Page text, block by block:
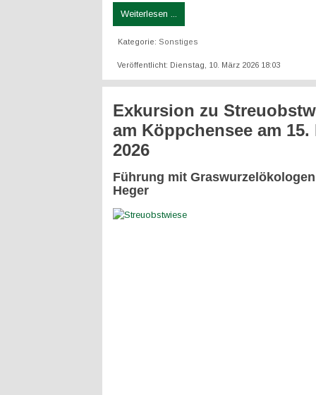
Weiterlesen ...
Kategorie: Sonstiges
Veröffentlicht: Dienstag, 10. März 2026 18:03
Exkursion zu
am Köppchensee am 15.
2026
Führung mit
Heger